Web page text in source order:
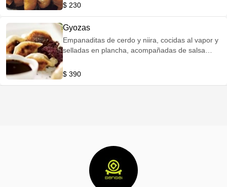
$ 230
Gyozas
Empanaditas de cerdo y niira, cocidas al vapor y
selladas en plancha, acompañadas de salsa
$ 390